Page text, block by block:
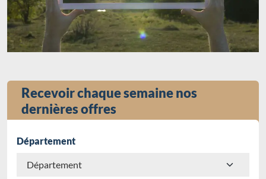
Recevoir chaque semaine nos
dernières offres
Département